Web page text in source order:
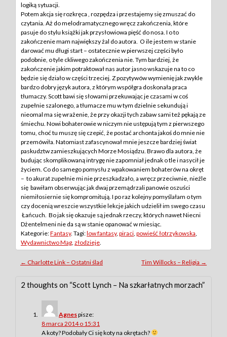
logiką sytuacji.
Potem akcja się rozkręca , rozpędza i przestajemy się zmuszać do
czytania. Aż do melodramatycznego wręcz zakończenia, które
pasuje do stylu książki jak przysłowiowa pięść do nosa. I o to
zakończenie mam największy żal do autora. O ile jestem w stanie
darować mu długi start – ostatecznie w pierwszej części było
podobnie, o tyle ckliwego zakończenia nie. Tym bardziej, że
zakończenie jakim potraktował nas autor jasno wskazuje na to co
będzie się działo w części trzeciej. Z pozytywów wymienię jak zwykle
bardzo dobry język autora, z którym współgra doskonała praca
tłumaczy. Scott bawi się słowami przekuwając je czasami w coś
zupełnie szalonego, a tłumacze mu w tym dzielnie sekundują i
nieomal ma się wrażenie, że przy okazji tych zabaw sami też pękają ze
śmiechu. Nowi bohaterowie w niczym nie ustępują tym z pierwszego
tomu, choć tu muszę się czepić, że postać archonta jakoś do mnie nie
przemówiła. Natomiast zafascynował mnie jeszcze bardziej świat
paskudztw zamieszkujących Morze Mosiądzu. Brawo dla autora, że
budując skomplikowaną intrygę nie zapomniał jednak o tle i nasycił je
życiem. Co do samego pomysłu z wpakowaniem bohaterów na okręt
– to akurat zupełnie mi nie przeszkadzało, a wręcz przeciwnie, nieźle
się bawiłam obserwując jak dwaj przemądrzali panowie oszuści
niemiłosiernie się kompromitują. I po raz kolejny pomyślałam o tym
czy docenią wreszcie wszystkie lekcje jakich udzielił im swego czasu
Łańcuch. Bo jak się okazuje są jednak rzeczy, których nawet Niecni
Dżentelmeni nie da są w stanie opanować w miesiąc.
Kategorie:Fantasy. Tagi:low fantasy, piraci powieść łotrzykowska
Wydawnictwo Mag złodzieje
Post
← Charlotte Link – Ostatni ślad Tim Willocks – Religia →
2 thoughts on “Scott Lynch – Na szkarłatnych morzach”
Agnespisze:
8 marca 2014 o 15:31
A koty? Podobały Ci się koty na okrętach?